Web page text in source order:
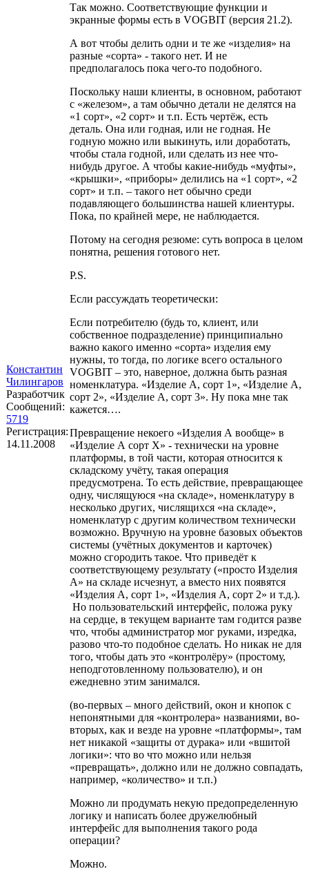
Константин
Чилингаров
Разработчик
Сообщений:
5719
Регистрация:
14.11.2008
Так можно. Соответствующие функции и
экранные формы есть в VOGBIT (версия 21.2).
А вот чтобы делить одни и те же «изделия» на
разные «сорта» - такого нет. И не
предполагалось пока чего-то подобного.
Поскольку наши клиенты, в основном, работают
с «железом», а там обычно детали не делятся на
«1 сорт», «2 сорт» и т.п. Есть чертёж, есть
деталь. Она или годная, или не годная. Не
годную можно или выкинуть, или доработать,
чтобы стала годной, или сделать из нее что-
нибудь другое. А чтобы какие-нибудь «муфты»,
«крышки», «приборы» делились на «1 сорт», «2
сорт» и т.п. – такого нет обычно среди
подавляющего большинства нашей клиентуры.
Пока, по крайней мере, не наблюдается.
Потому на сегодня резюме: суть вопроса в целом
понятна, решения готового нет.
P.S.
Если рассуждать теоретически:
Если потребителю (будь то, клиент, или
собственное подразделение) принципиально
важно какого именно «сорта» изделия ему
нужны, то тогда, по логике всего остального
VOGBIT – это, наверное, должна быть разная
номенклатура. «Изделие А, сорт 1», «Изделие А,
сорт 2», «Изделие А, сорт 3». Ну пока мне так
кажется….
Превращение некоего «Изделия А вообще» в
«Изделие А сорт Х» - технически на уровне
платформы, в той части, которая относится к
складскому учёту, такая операция
предусмотрена. То есть действие, превращающее
одну, числящуюся «на складе», номенклатуру в
несколько других, числящихся «на складе»,
номенклатур с другим количеством технически
возможно. Вручную на уровне базовых объектов
системы (учётных документов и карточек)
можно сгородить такое. Что приведёт к
соответствующему результату («просто Изделия
А» на складе исчезнут, а вместо них появятся
«Изделия А, сорт 1», «Изделия А, сорт 2» и т.д.).
Но пользовательский интерфейс, положа руку
на сердце, в текущем варианте там годится разве
что, чтобы администратор мог руками, изредка,
разово что-то подобное сделать. Но никак не для
того, чтобы дать это «контролёру» (простому,
неподготовленному пользователю), и он
ежедневно этим занимался.
(во-первых – много действий, окон и кнопок с
непонятными для «контролера» названиями, во-
вторых, как и везде на уровне «платформы», там
нет никакой «защиты от дурака» или «вшитой
логики»: что во что можно или нельзя
«превращать», должно или не должно совпадать,
например, «количество» и т.п.)
Можно ли продумать некую предопределенную
логику и написать более дружелюбный
интерфейс для выполнения такого рода
операции?
Можно.